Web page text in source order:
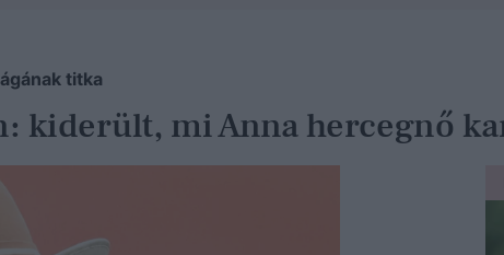
titka
kiderült, mi Anna hercegnő